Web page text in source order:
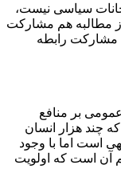
سیاسی نیست،
مطالبه هم مشارکت
مشارکت رابطه
بر منافع
هزار انسان
است اما با وجود
آن است که اولویت